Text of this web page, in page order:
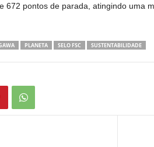
672 pontos de parada, atingindo uma
PLANETA SELO FSC SUSTENTABILIDADE